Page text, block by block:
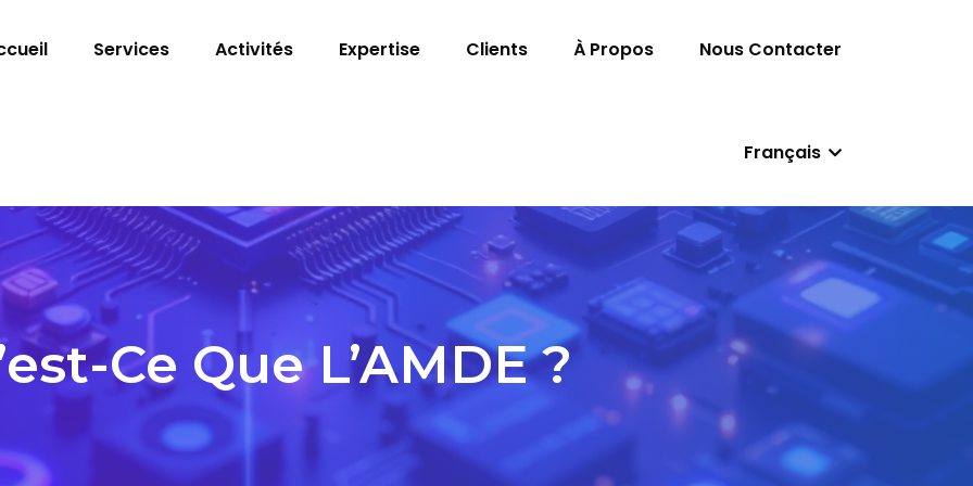
Services Activités Expertise Clients À Propos Nous Contacter
Français
Ce Que L’AMDE ?